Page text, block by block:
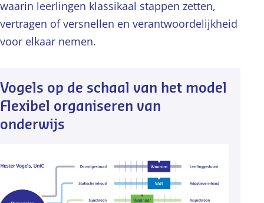
waarin leerlingen klassikaal stappen zetten,
vertragen of versnellen en verantwoordelijkheid
voor elkaar nemen.
Vogels op de schaal van het model
Flexibel organiseren van
onderwijs